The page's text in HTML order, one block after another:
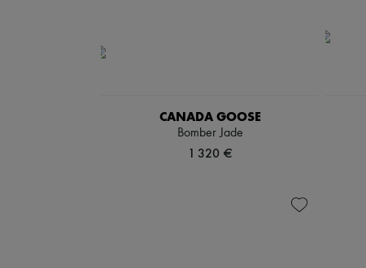
CANADA GOOSE
Bomber Jade
1 320 €